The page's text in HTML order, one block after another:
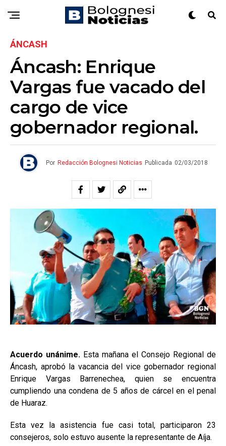
ÁNCASH
Áncash: Enrique
Vargas fue vacado del
cargo de vice
gobernador regional.
Por Redacción Bolognesi Noticias Publicada 02/03/2018
Acuerdo unánime. Esta mañana el Consejo Regional de
Áncash, aprobó la vacancia del vice gobernador regional
Enrique Vargas Barrenechea, quien se encuentra
cumpliendo una condena de 5 años de cárcel en el penal
de Huaraz.
Esta vez la asistencia fue casi total, participaron 23
consejeros, solo estuvo ausente la representante de Aíja.